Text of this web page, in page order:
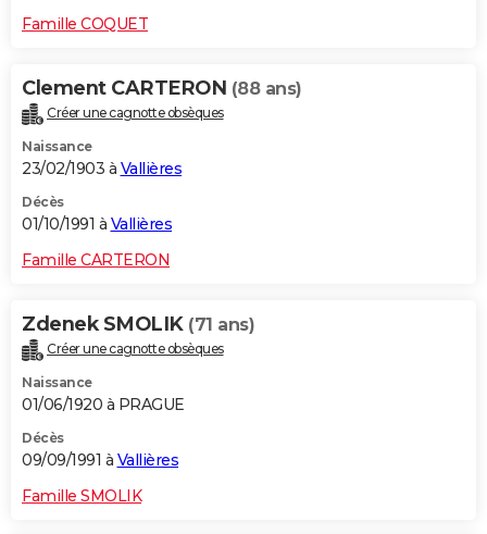
Famille COQUET
Clement CARTERON (88 ans)
Créer une cagnotte obsèques
Naissance
23/02/1903 à Vallières
Décès
01/10/1991 à Vallières
Famille CARTERON
Zdenek SMOLIK (71 ans)
Créer une cagnotte obsèques
Naissance
01/06/1920 à PRAGUE
Décès
09/09/1991 à Vallières
Famille SMOLIK